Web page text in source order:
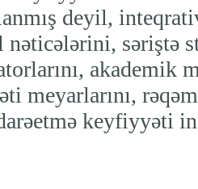
deyil,
səriştə
akademik
meyarlarını,
keyfiyyəti